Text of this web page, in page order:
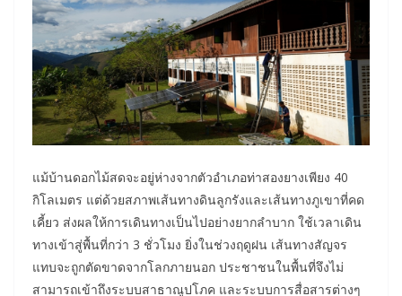
แม้บ้านดอกไม้สดจะอยู่ห่างจากตัวอำเภอท่าสองยางเพียง 40
กิโลเมตร แต่ด้วยสภาพเส้นทางดินลูกรังและเส้นทางภูเขาที่คด
เคี้ยว ส่งผลให้การเดินทางเป็นไปอย่างยากลำบาก ใช้เวลาเดิน
ทางเข้าสู่พื้นที่กว่า 3 ชั่วโมง ยิ่งในช่วงฤดูฝน เส้นทางสัญจร
แทบจะถูกตัดขาดจากโลกภายนอก ประชาชนในพื้นที่จึงไม่
สามารถเข้าถึงระบบสาธาณูปโภค และระบบการสื่อสารต่างๆ